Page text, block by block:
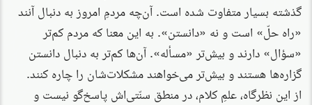
گذشته بسیار متفاوت شده است. آن‌چه مردمِ امروز به دنبال آنند
«راه حلّ» است و نه «دانستن». به این معنا که مردم کم‌تر
«سؤال» دارند و بیش‌تر «مسأله». آن‌ها کم‌تر به دنبال دانستن
گزاره‌ها هستند و بیش‌تر می‌خواهند مشکلات‌شان را چاره کنند.
از این نظرگاه، علمِ کلام، در منطق سنّتی‌اش پاسخ‌گو نیست و